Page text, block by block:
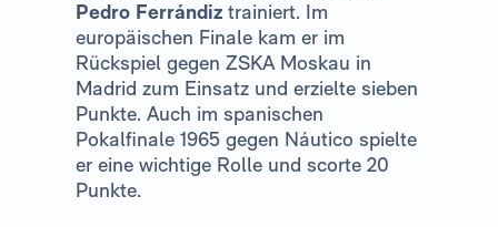
Pedro Ferrándiz trainiert. Im
europäischen Finale kam er im
Rückspiel gegen ZSKA Moskau in
Madrid zum Einsatz und erzielte sieben
Punkte. Auch im spanischen
Pokalfinale 1965 gegen Náutico spielte
er eine wichtige Rolle und scorte 20
Punkte.